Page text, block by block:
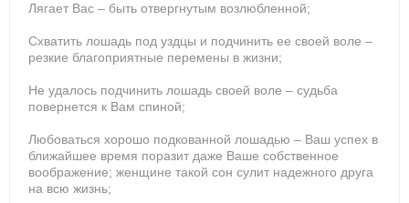
Лягает Вас – быть отвергнутым возлюбленной;
Схватить лошадь под уздцы и подчинить ее своей воле –
резкие благоприятные перемены в жизни;
Не удалось подчинить лошадь своей воле – судьба
повернется к Вам спиной;
Любоваться хорошо подкованной лошадью – Ваш успех в
ближайшее время поразит даже Ваше собственное
воображение; женщине такой сон сулит надежного друга
на всю жизнь;